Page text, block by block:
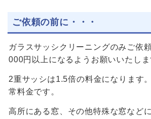
ご依頼の前に・・・
ガラスサッシクリーニングのみご依
000円以上になるようお願いいたしま
2重サッシは1.5倍の料金になります
常料金です。
高所にある窓、その他特殊な窓など